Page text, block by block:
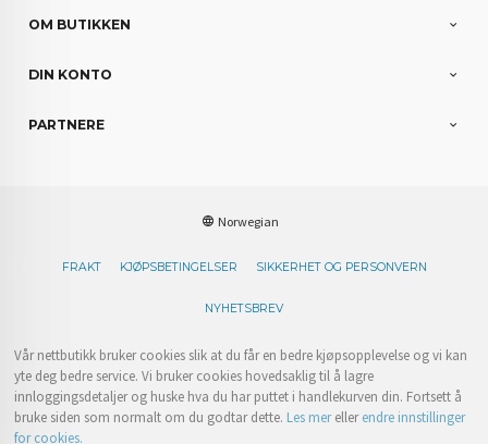
OM BUTIKKEN
DIN KONTO
PARTNERE
Norwegian
FRAKT KJØPSBETINGELSER SIKKERHET OG PERSONVERN
NYHETSBREV
Vår nettbutikk bruker cookies slik at du får en bedre kjøpsopplevelse og vi kan
yte deg bedre service. Vi bruker cookies hovedsaklig til å lagre
innloggingsdetaljer og huske hva du har puttet i handlekurven din. Fortsett å
bruke siden som normalt om du godtar dette. Les merellerendre innstillinger
for cookies.